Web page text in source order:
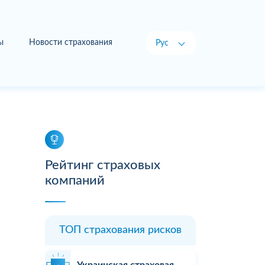
Новости страхования Рус
Рейтинг страховых
компаний
ТОП страхования рисков